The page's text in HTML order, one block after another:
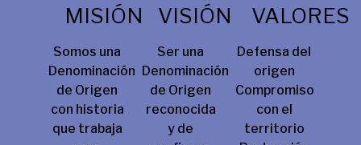
MISIÓN
Somos una
Denominación
de Origen
con historia
que trabaja
VISIÓN
Ser una
Denominación
de Origen
reconocida
y de
VALORES
Defensa del
origen
Compromiso
con el
territorio